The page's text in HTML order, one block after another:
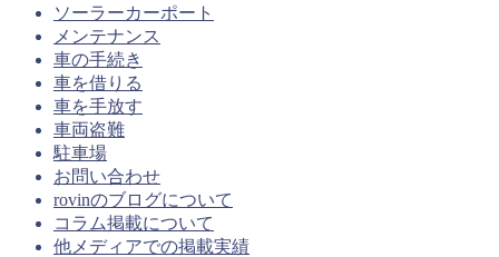
ソーラーカーポート
メンテナンス
車の手続き
車を借りる
車を手放す
車両盗難
駐車場
お問い合わせ
rovinのブログについて
コラム掲載について
他メディアでの掲載実績